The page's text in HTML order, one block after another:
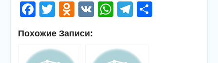
Facebook
Twitter
Odnoklassniki
VKWhatsApp
Telegram
Похожие Записи: